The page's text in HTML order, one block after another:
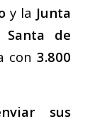
y la Junta
Santa de
con3.800
sus